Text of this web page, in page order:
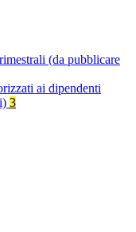
(da pubblicare
ai dipendenti
3